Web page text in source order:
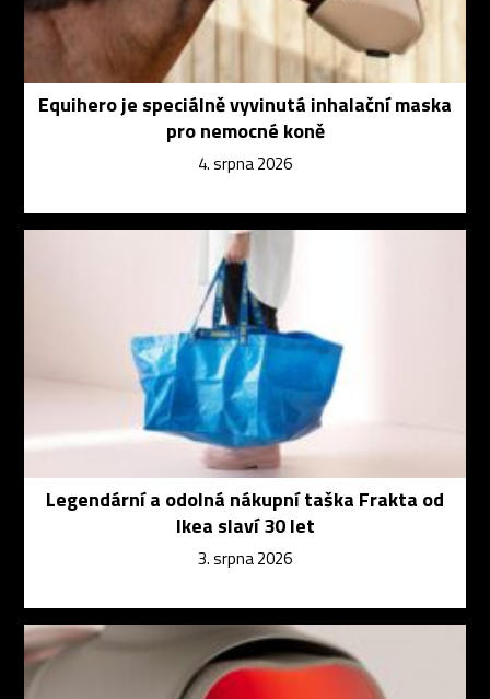
Equihero je speciálně vyvinutá inhalační maska
pro nemocné koně
4. srpna 2026
Legendární a odolná nákupní taška Frakta od
Ikea slaví 30 let
3. srpna 2026